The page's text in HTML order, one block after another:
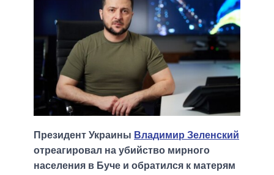
Президент Украины Владимир Зеленский
отреагировал на убийство мирного
населения в Буче и обратился к матерям